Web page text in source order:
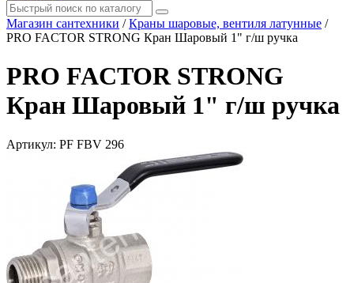
Магазин сантехники / Краны шаровые, вентиля латунные /
PRO FACTOR STRONG Кран Шаровый 1" г/ш ручка
PRO FACTOR STRONG
Кран Шаровый 1" г/ш ручка
Артикул: PF FBV 296